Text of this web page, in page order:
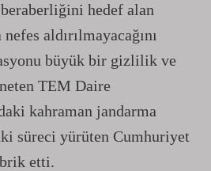
hedef alan
aldırılmayacağını
büyük bir gizlilik ve
TEM Daire
kahraman jandarma
süreci yürüten Cumhuriyet
etti.